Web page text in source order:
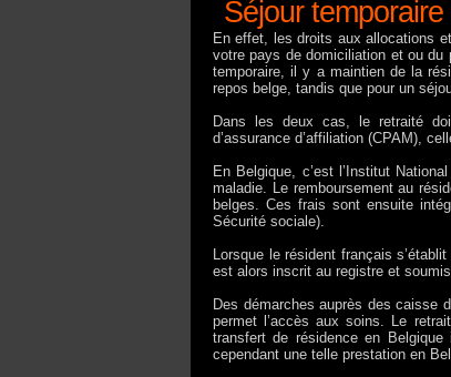
Séjour
En effet, les droits aux allocations
votre pays de domiciliation et ou
temporaire, il y a maintien de la
repos belge, tandis que pour un
Dans les deux cas, le retraité
d’assurance d’affiliation (CPAM),
En Belgique, c’est l’Institut
maladie. Le remboursement au
belges. Ces frais sont ensuite
Sécurité sociale).
Lorsque le résident français
est alors inscrit au registre et
Des démarches auprès des caisse
permet l’accès aux soins. Le
transfert de résidence en Belgique
cependant une telle prestation en